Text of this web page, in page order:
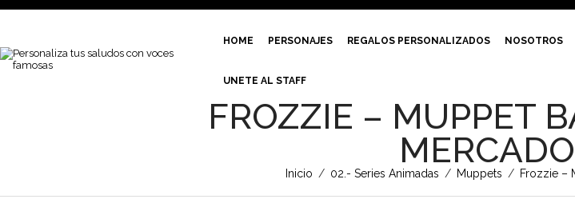
HOME PERSONAJES REGALOS PERSONALIZADOS NOSOTROS
UNETE AL STAFF
FROZZIE – MUPPET
Inicio / 02.- Series Animadas / Muppets / Frozzie –